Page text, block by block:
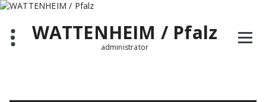
Zum
springenWATTENHEIM / Pfalz
administrator